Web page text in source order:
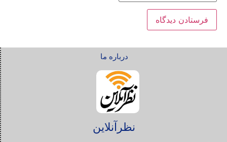
درباره ما
نظرآنلاین